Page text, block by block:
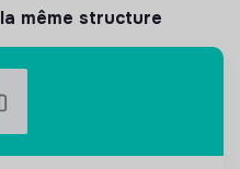
même structure